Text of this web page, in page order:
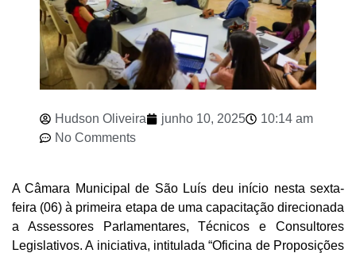
Hudson Oliveira junho 10, 2025
10:14 am
No Comments
A Câmara Municipal de São Luís deu início nesta sexta-
feira (06) à primeira etapa de uma capacitação direcionada
a Assessores Parlamentares, Técnicos e Consultores
Legislativos. A iniciativa, intitulada “Oficina de Proposições